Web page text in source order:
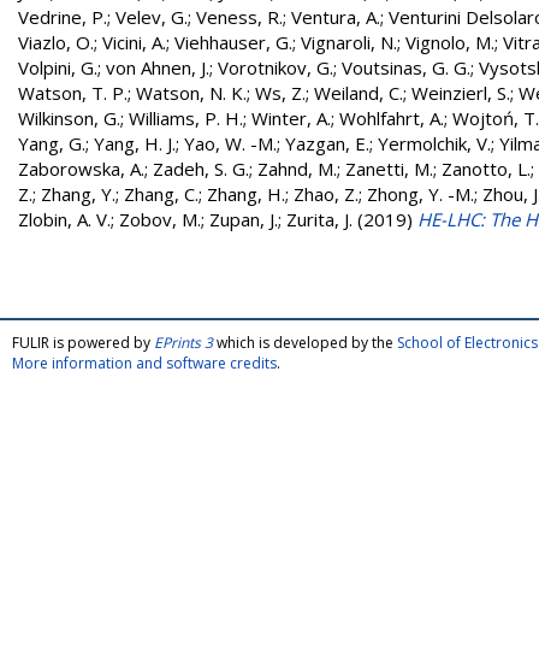
Vedrine, P.; Velev, G.; Veness, R.; Ventura, A.; Venturini
Viazlo, O.; Vicini, A.; Viehhauser, G.; Vignaroli, N.; Vignolo, M.;
Volpini, G.; von Ahnen, J.; Vorotnikov, G.; Voutsinas, G. G.;
Watson, T. P.; Watson, N. K.; Ws, Z.; Weiland, C.; Weinzierl, S.;
Wilkinson, G.; Williams, P. H.; Winter, A.; Wohlfahrt, A.; Wojtoń, T.
Yang, G.; Yang, H. J.; Yao, W. -M.; Yazgan, E.; Yermolchik, V.;
Zaborowska, A.; Zadeh, S. G.; Zahnd, M.; Zanetti, M.; Zanotto, L.;
Z.; Zhang, Y.; Zhang, C.; Zhang, H.; Zhao, Z.; Zhong, Y. -M.; Zhou,
Zlobin, A. V.; Zobov, M.; Zupan, J.; Zurita, J. (2019) HE-LHC: The
FULIR is powered by EPrints 3which is developed by the School of
More information and software credits.